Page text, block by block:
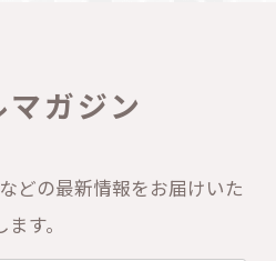
マガジン
どの最新情報をお届けいた
ます。